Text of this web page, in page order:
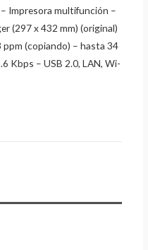
Impresora multifunción –
(297 x 432 mm) (original)
(copiando) – hasta 34
Kbps – USB 2.0, LAN, Wi-